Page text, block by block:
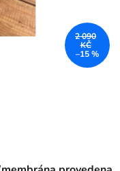
2 090
KČ
–15 %